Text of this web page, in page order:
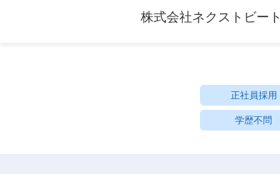
株式会社ネクストビート
正社員採用
学歴不問